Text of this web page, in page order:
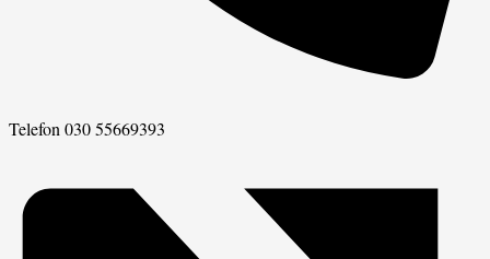
Telefon 030 55669393